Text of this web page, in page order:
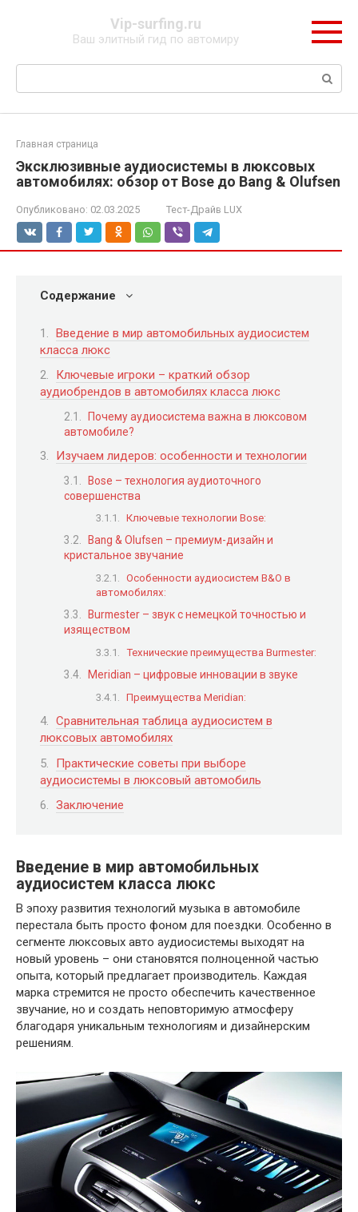
Vip-surfing.ru
Ваш элитный гид по автомиру
Поиск:
Главная страница
Эксклюзивные аудиосистемы в люксовых
автомобилях: обзор от Bose до Bang & Olufsen
Опубликовано: 02.03.2025 Тест-Драйв LUX
Содержание
Введение в мир автомобильных аудиосистем
класса люкс
Ключевые игроки – краткий обзор
аудиобрендов в автомобилях класса люкс
Почему аудиосистема важна в люксовом
автомобиле?
Изучаем лидеров: особенности и технологии
Bose – технология аудиоточного
совершенства
Ключевые технологии Bose:
Bang & Olufsen – премиум-дизайн и
кристальное звучание
Особенности аудиосистем B&O в
автомобилях:
Burmester – звук с немецкой точностью и
изяществом
Технические преимущества Burmester:
Meridian – цифровые инновации в звуке
Преимущества Meridian:
Сравнительная таблица аудиосистем в
люксовых автомобилях
Практические советы при выборе
аудиосистемы в люксовый автомобиль
Заключение
Введение в мир автомобильных
аудиосистем класса люкс
В эпоху развития технологий музыка в автомобиле
перестала быть просто фоном для поездки. Особенно в
сегменте люксовых авто аудиосистемы выходят на
новый уровень – они становятся полноценной частью
опыта, который предлагает производитель. Каждая
марка стремится не просто обеспечить качественное
звучание, но и создать неповторимую атмосферу
благодаря уникальным технологиям и дизайнерским
решениям.